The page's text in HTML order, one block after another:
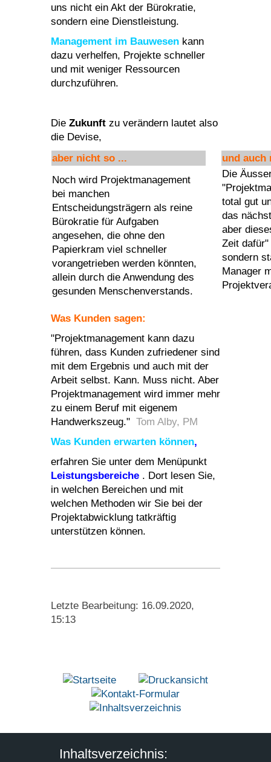
uns nicht ein Akt der Bürokratie,
sondern eine Dienstleistung.
Management im Bauwesen kann
dazu verhelfen, Projekte schneller
und mit weniger Ressourcen
durchzuführen.
Die Zukunft zu verändern lautet also
die Devise,
aber nicht so ...
und auch
Noch wird Projektmanagement
bei manchen
Entscheidungsträgern als reine
Bürokratie für Aufgaben
angesehen, die ohne den
Papierkram viel schneller
vorangetrieben werden könnten,
allein durch die Anwendung des
gesunden Menschenverstands.
Die
total gut
das
aber
Zeit
sondern
Manager
Was Kunden sagen:
"Projektmanagement kann dazu
führen, dass Kunden zufriedener sind
mit dem Ergebnis und auch mit der
Arbeit selbst. Kann. Muss nicht. Aber
Projektmanagement wird immer mehr
zu einem Beruf mit eigenem
Handwerkszeug." Tom Alby, PM
Was Kunden erwarten können,
erfahren Sie unter dem Menüpunkt
Leistungsbereiche . Dort lesen Sie,
in welchen Bereichen und mit
welchen Methoden wir Sie bei der
Projektabwicklung tatkräftig
unterstützen können.
Letzte Bearbeitung: 16.09.2020,
15:13
Inhaltsverzeichnis: